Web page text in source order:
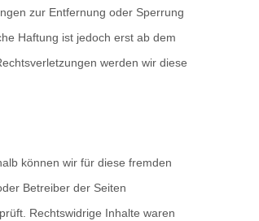
zur Entfernung oder Sperrung
Haftung ist jedoch erst ab dem
werden wir diese
können wir für diese fremden
Betreiber der Seiten
Rechtswidrige Inhalte waren